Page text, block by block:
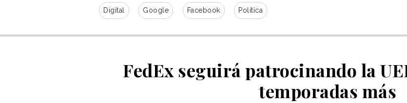
Digital Google Facebook Política
FedEx seguirá patrocinando la
temporadas más